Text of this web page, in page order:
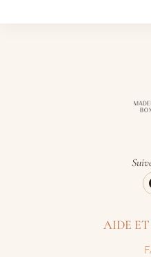
AIDE ET